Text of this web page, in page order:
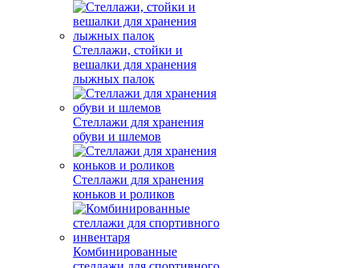
Стеллажи, стойки и
вешалки для хранения
лыжных палок
Стеллажи для хранения
обуви и шлемов
Стеллажи для хранения
коньков и роликов
Комбинированные